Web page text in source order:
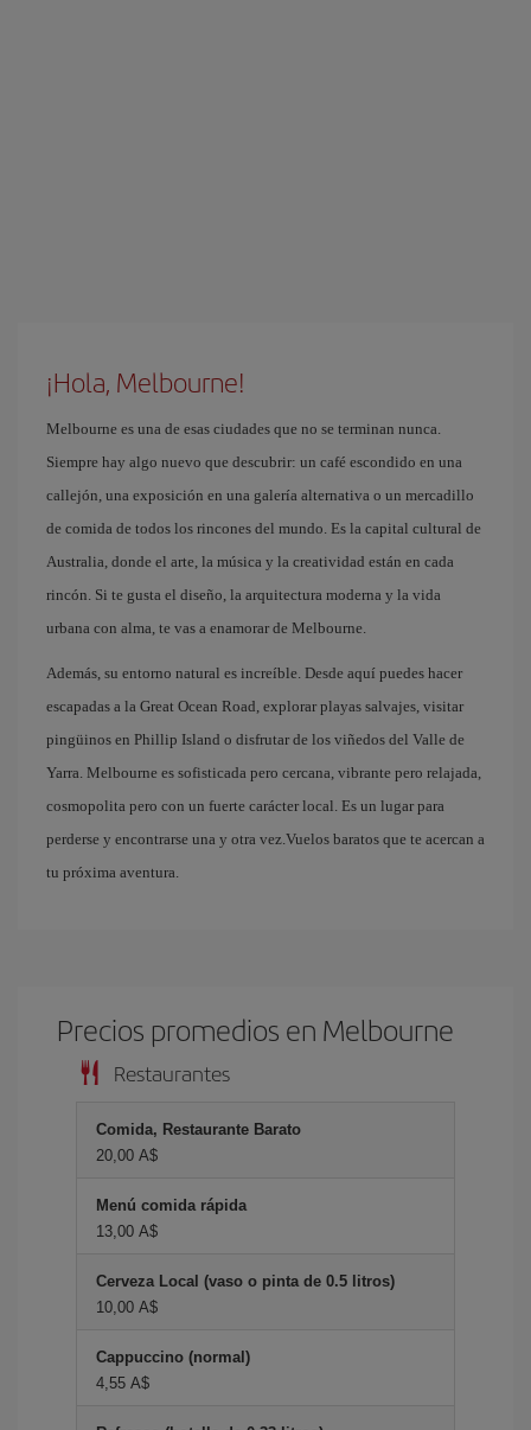
¡Hola, Melbourne!
Melbourne es una de esas ciudades que no se terminan nunca.
Siempre hay algo nuevo que descubrir: un café escondido en una
callejón, una exposición en una galería alternativa o un mercadillo
de comida de todos los rincones del mundo. Es la capital cultural de
Australia, donde el arte, la música y la creatividad están en cada
rincón. Si te gusta el diseño, la arquitectura moderna y la vida
urbana con alma, te vas a enamorar de Melbourne.
Además, su entorno natural es increíble. Desde aquí puedes hacer
escapadas a la Great Ocean Road, explorar playas salvajes, visitar
pingüinos en Phillip Island o disfrutar de los viñedos del Valle de
Yarra. Melbourne es sofisticada pero cercana, vibrante pero relajada,
cosmopolita pero con un fuerte carácter local. Es un lugar para
perderse y encontrarse una y otra vez.Vuelos baratos que te acercan a
tu próxima aventura.
Precios promedios en Melbourne
Restaurantes
Comida, Restaurante Barato
20,00 A$
Menú comida rápida
13,00 A$
Cerveza Local (vaso o pinta de 0.5 litros)
10,00 A$
Cappuccino (normal)
4,55 A$